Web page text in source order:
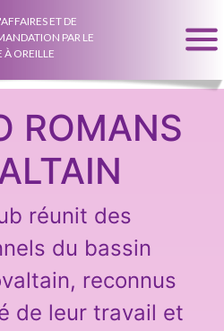
ET DE
PAR LE
OREILLE
ROMANS
réunit des
du bassin
reconnus
de leur travail et